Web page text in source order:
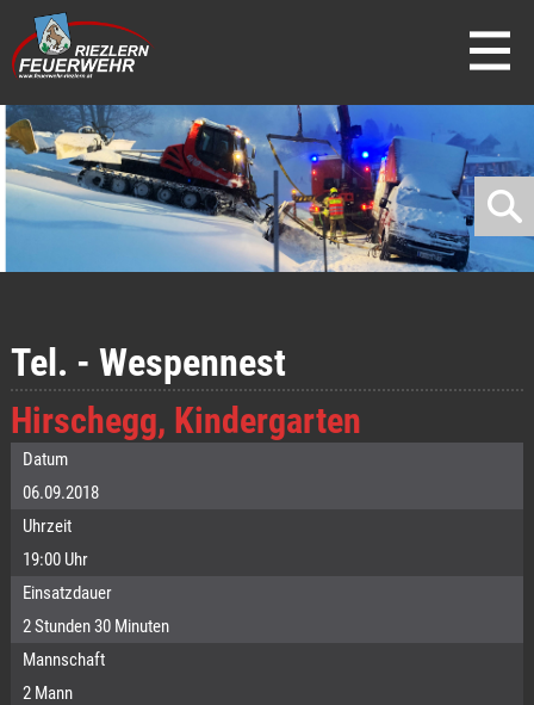
direkt zur Navigation
direkt zum Inhalt
Tel. - Wespennest
Hirschegg, Kindergarten
Datum
06.09.2018
Uhrzeit
19:00 Uhr
Einsatzdauer
2 Stunden 30 Minuten
Mannschaft
2 Mann